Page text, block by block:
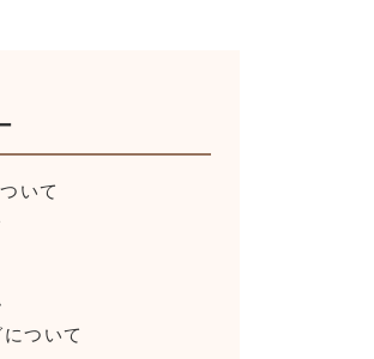
いて
ついて